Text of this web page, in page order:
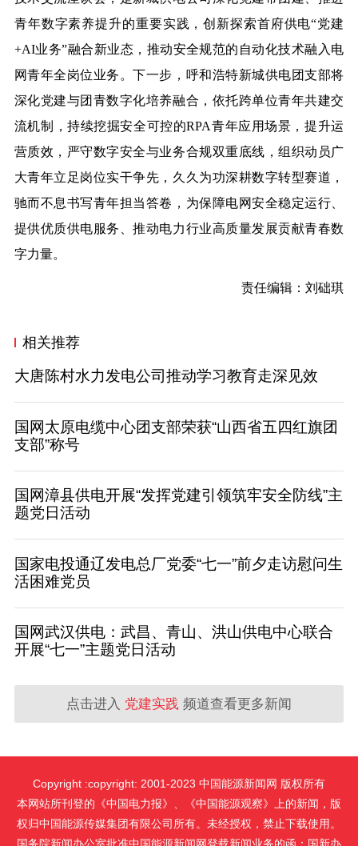
青年数字素养提升的重要实践，创新探索首府供电“党建
+AI业务”融合新业态，推动安全规范的自动化技术融入电
网青年全岗位业务。下一步， 呼和浩特新城供电团支部将
深化党建与团青数字化培养融合，依托跨单位青年共建交
流机制，持续挖掘安全可控的RPA青年应用场景，提升运
营质效，严守数字安全与业务合规双重底线，组织动员广
大青年立足岗位实干争先，久久为功深耕数字转型赛道，
驰而不息书写青年担当答卷，为保障电网安全稳定运行、
提供优质供电服务、推动电力行业高质量发展贡献青春数
字力量。
责任编辑：刘础琪
相关推荐
大唐陈村水力发电公司推动学习教育走深见效
国网太原电缆中心团支部荣获“山西省五四红旗团
支部”称号
国网漳县供电开展“发挥党建引领筑牢安全防线”主
题党日活动
国家电投通辽发电总厂党委“七一”前夕走访慰问生
活困难党员
国网武汉供电：武昌、青山、洪山供电中心联合
开展“七一”主题党日活动
点击进入 党建实践 频道查看更多新闻
Copyright :copyright: 2001-2023 中国能源新闻网 版权所有
本网站所刊登的《中国电力报》、《中国能源观察》上的新闻，版
权归中国能源传媒集团有限公司所有。未经授权，禁止下载使用。
国务院新闻办公室批准中国能源新闻网登载新闻业务的函：国新办